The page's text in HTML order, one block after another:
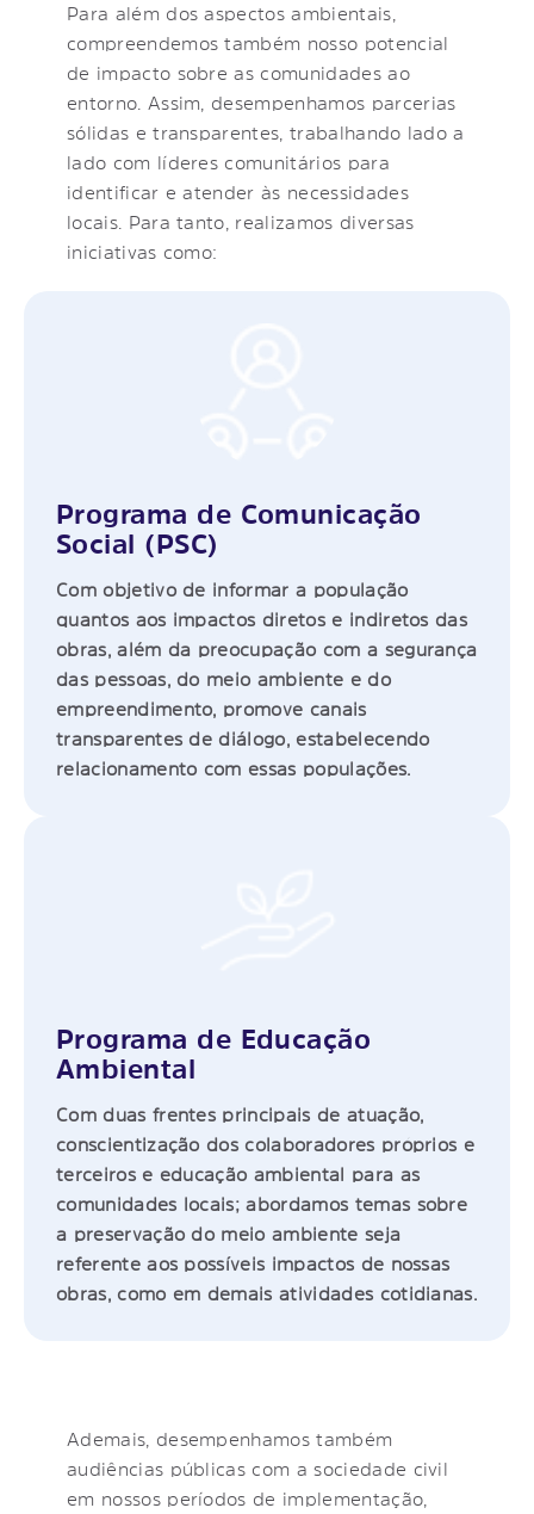
Para além dos aspectos ambientais,
compreendemos também nosso potencial
de impacto sobre as comunidades ao
entorno. Assim, desempenhamos parcerias
sólidas e transparentes, trabalhando lado a
lado com líderes comunitários para
identificar e atender às necessidades
locais. Para tanto, realizamos diversas
iniciativas como:
Programa de Comunicação
Social (PSC)
Com objetivo de informar a população
quantos aos impactos diretos e indiretos das
obras, além da preocupação com a segurança
das pessoas, do meio ambiente e do
empreendimento, promove canais
transparentes de diálogo, estabelecendo
relacionamento com essas populações.
Programa de Educação
Ambiental
Com duas frentes principais de atuação,
conscientização dos colaboradores próprios e
terceiros e educação ambiental para as
comunidades locais; abordamos temas sobre
a preservação do meio ambiente seja
referente aos possíveis impactos de nossas
obras, como em demais atividades cotidianas.
Ademais, desempenhamos também
audiências públicas com a sociedade civil
em nossos períodos de implementação,